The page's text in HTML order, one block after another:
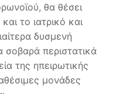
θα θέσει
το ιατρικό και
δυσμενή
περιστατικά
της ηπειρωτικής
μονάδες